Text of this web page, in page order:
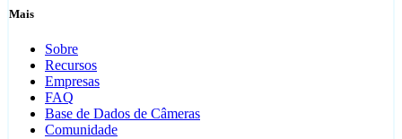
Mais
Sobre
Recursos
Empresas
FAQ
Base de Dados de Câmeras
Comunidade